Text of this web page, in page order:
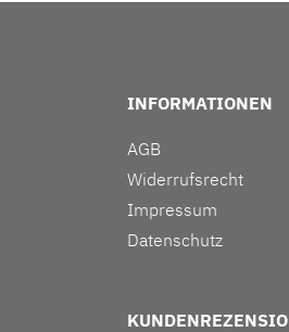
INFORMATIONEN
AGB
Widerrufsrecht
Impressum
Datenschutz